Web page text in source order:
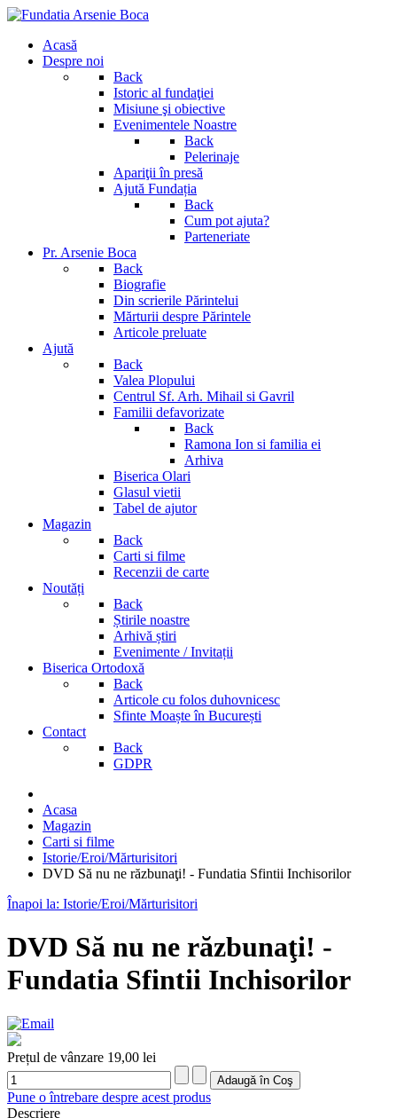
Acasă
Despre noi
Back
Istoric al fundaţiei
Misiune şi obiective
Evenimentele Noastre
Back
Pelerinaje
Apariţii în presă
Ajută Fundația
Back
Cum pot ajuta?
Parteneriate
Pr. Arsenie Boca
Back
Biografie
Din scrierile Părintelui
Mărturii despre Părintele
Articole preluate
Ajută
Back
Valea Plopului
Centrul Sf. Arh. Mihail si Gavril
Familii defavorizate
Back
Ramona Ion si familia ei
Arhiva
Biserica Olari
Glasul vietii
Tabel de ajutor
Magazin
Back
Carti si filme
Recenzii de carte
Noutăți
Back
Știrile noastre
Arhivă știri
Evenimente / Invitații
Biserica Ortodoxă
Back
Articole cu folos duhovnicesc
Sfinte Moaște în București
Contact
Back
GDPR
Acasa
Magazin
Carti si filme
Istorie/Eroi/Mărturisitori
DVD Să nu ne răzbunaţi! - Fundatia Sfintii Inchisorilor
Înapoi la: Istorie/Eroi/Mărturisitori
DVD Să nu ne răzbunaţi! -
Fundatia Sfintii Inchisorilor
Prețul de vânzare 19,00 lei
Pune o întrebare despre acest produs
Descriere